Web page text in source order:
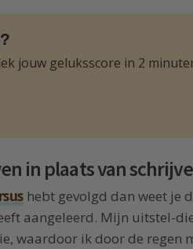
jouw geluksscore in 2
in plaats van
hebt gevolgd dan weet je
aangeleerd. Mijn uitstel-
waardoor ik door de regen